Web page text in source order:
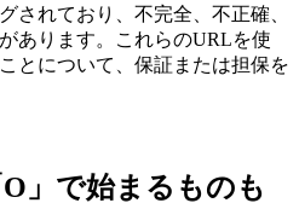
されており、不完全、不正確、
あります。これらのURLを使
とについて、保証または担保を
」で始まるものも